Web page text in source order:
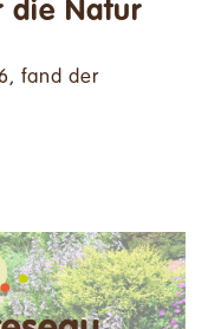
die Natur
fand der